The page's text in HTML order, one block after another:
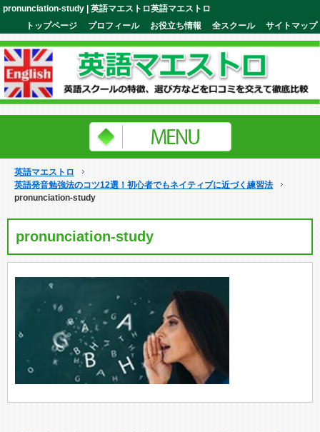
pronunciation-study | 英語マエストロ英語マエストロ
サイトマップ
全スクール
お役立ち情報
プロフィール
トップページ
英語マエストロ
英語発音勉強法のコツ12選！初心者でもネイティブに近づく練習法
pronunciation-study
pronunciation-study